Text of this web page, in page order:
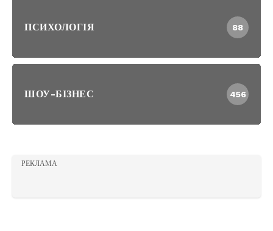
ПСИХОЛОГІЯ 88
ШОУ-БІЗНЕС 456
РЕКЛАМА